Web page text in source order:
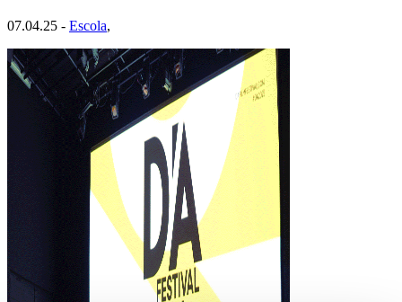
07.04.25 - Escola,